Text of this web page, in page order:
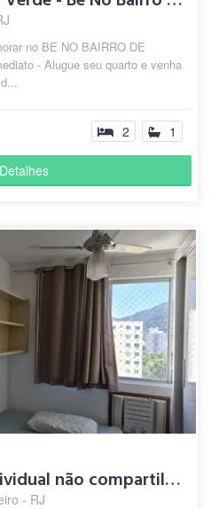
no BE NO BAIRRO DE
- Alugue seu quarto e venha
2 1
Aluga-se Quarto individual não compartilhado
- RJ